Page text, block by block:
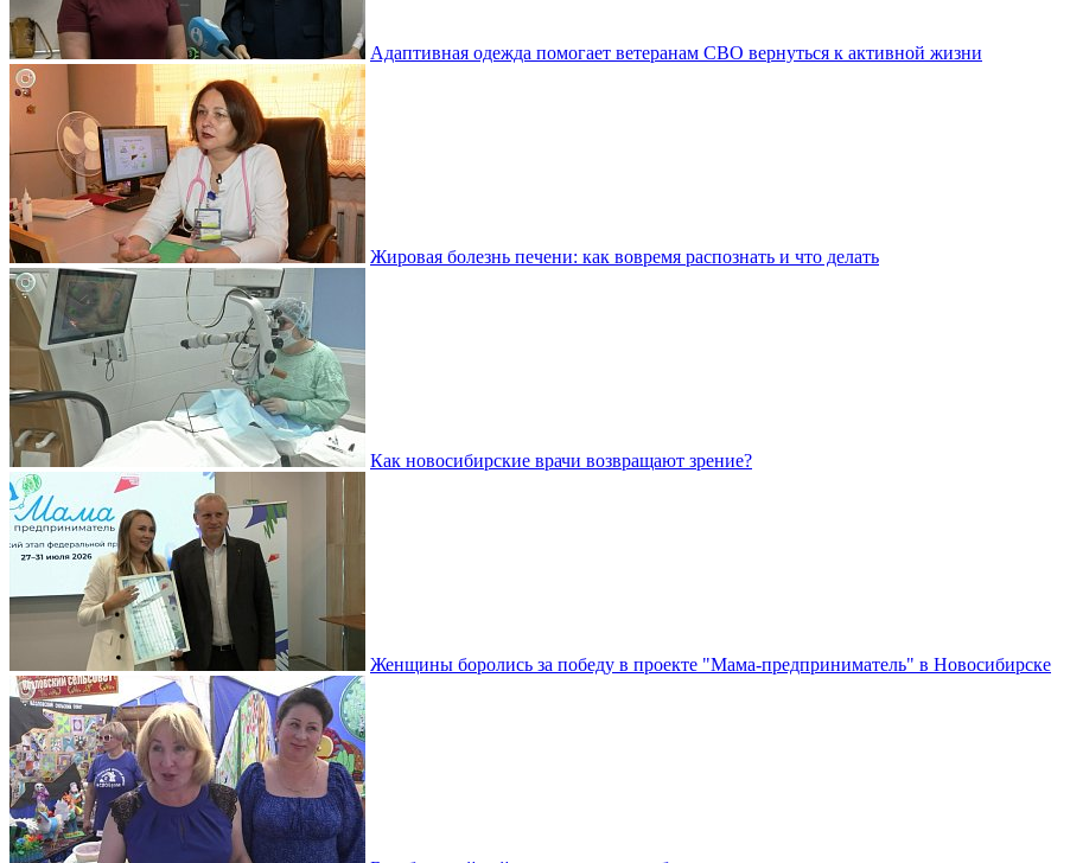
Адаптивная одежда помогает ветеранам СВО вернуться к активной жизни
Жировая болезнь печени: как вовремя распознать и что делать
Как новосибирские врачи возвращают зрение?
Женщины боролись за победу в проекте "Мама-предприниматель" в Новосибирске